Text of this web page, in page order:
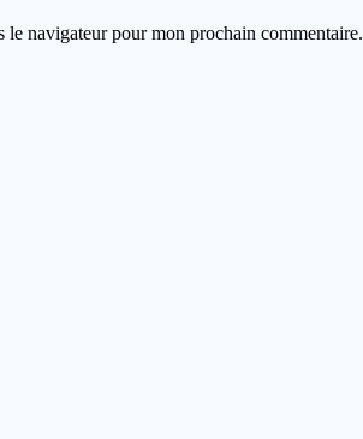
navigateur pour mon prochain commentaire.